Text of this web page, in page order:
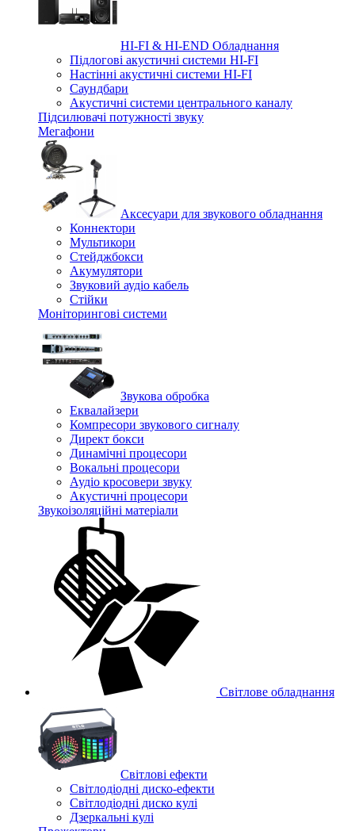
HI-FI & HI-END Обладнання
Підлогові акустичні системи HI-FI
Настінні акустичні системи HI-FI
Саундбари
Акустичні системи центрального каналу
Підсилювачі потужності звуку
Мегафони
Аксесуари для звукового обладнання
Коннектори
Мультикори
Стейджбокси
Акумулятори
Звуковий аудіо кабель
Стійки
Моніторингові системи
Звукова обробка
Еквалайзери
Компресори звукового сигналу
Директ бокси
Динамічні процесори
Вокальні процесори
Аудіо кросовери звуку
Акустичні процесори
Звукоізоляційні матеріали
Світлове обладнання
Cвітлові ефекти
Світлодіодні диско-ефекти
Світлодіодні диско кулі
Дзеркальні кулі